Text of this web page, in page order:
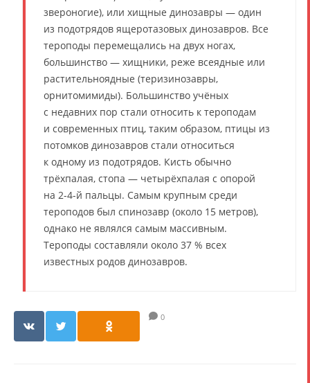
звероногие), или хищные динозавры — один
из подотрядов ящеротазовых динозавров. Все
тероподы перемещались на двух ногах,
большинство — хищники, реже всеядные или
растительноядные (теризинозавры,
орнитомимиды). Большинство учёных
с недавних пор стали относить к тероподам
и современных птиц, таким образом, птицы из
потомков динозавров стали относиться
к одному из подотрядов. Кисть обычно
трёхпалая, стопа — четырёхпалая с опорой
на 2-4-й пальцы. Самым крупным среди
тероподов был спинозавр (около 15 метров),
однако не являлся самым массивным.
Тероподы составляли около 37 % всех
известных родов динозавров.
0